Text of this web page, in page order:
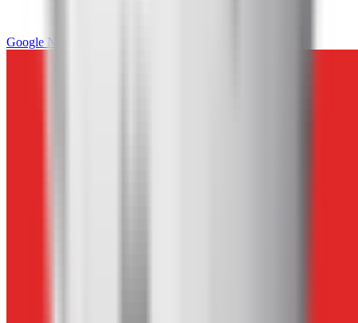
Google News